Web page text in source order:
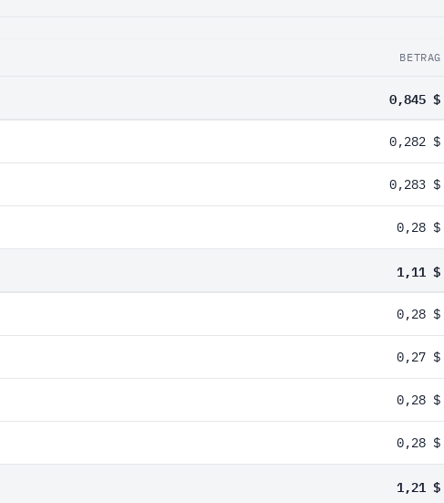
BETRAG
0,845 $
0,282 $
0,283 $
0,28 $
1,11 $
0,28 $
0,27 $
0,28 $
0,28 $
1,21 $